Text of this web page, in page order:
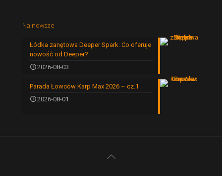
Najnowsze
Łódka zanętowa Deeper Spark. Co oferuje
nowość od Deeper?
2026-08-03
Parada Łowców Karp Max 2026 – cz.1
2026-08-01